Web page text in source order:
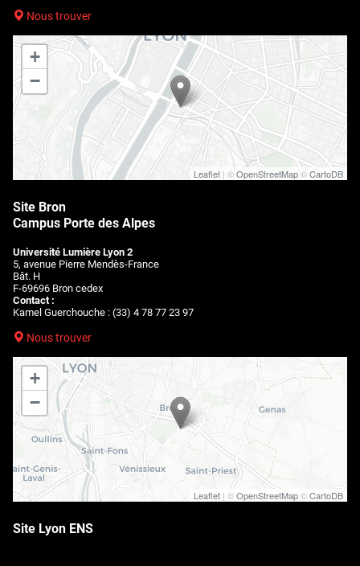
Nous trouver
+
−
Leaflet | ©OpenStreetMap©CartoDB
Site Bron
Campus Porte des Alpes
Université Lumière Lyon 2
5, avenue Pierre Mendès-France
Bât. H
F-69696 Bron cedex
Contact :
Kamel Guerchouche : (33) 4 78 77 23 97
Nous trouver
+
−
Leaflet | ©OpenStreetMap©CartoDB
Site Lyon ENS